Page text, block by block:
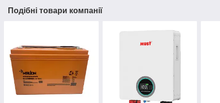
Подібні товари компанії